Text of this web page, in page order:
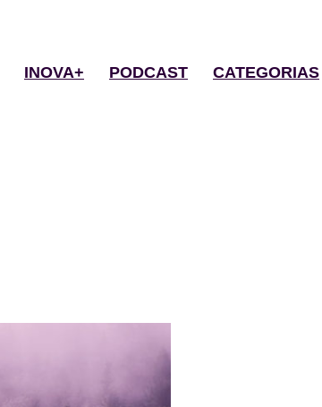
INOVA+ PODCAST CATEGORIAS